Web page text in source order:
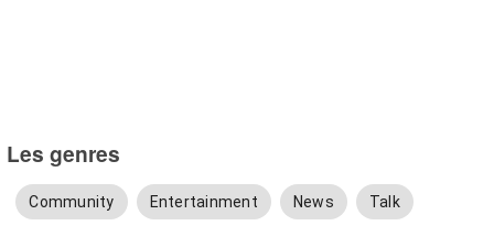
Les genres
Community Entertainment News Talk